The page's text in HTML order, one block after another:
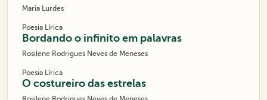
Maria Lurdes
Poesia Lírica
Bordando o infinito em palavras
Rosilene Rodrigues Neves de Meneses
Poesia Lírica
O costureiro das estrelas